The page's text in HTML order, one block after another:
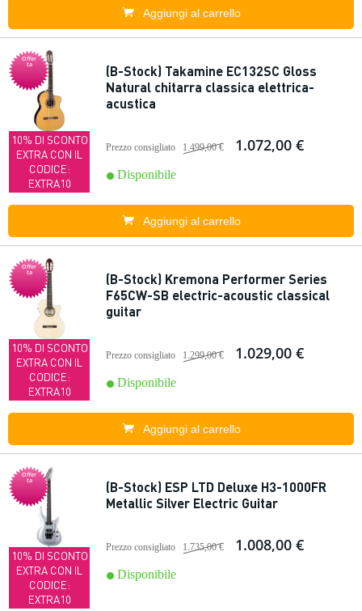
Aggiungi al carrello
Offer
ta
10% DI SCONTO
EXTRA CON IL
CODICE:
EXTRA10
(B-Stock) Takamine EC132SC Gloss
Natural chitarra classica elettrica-
acustica
Prezzo consigliato 1.499,00 € 1.072,00 €
Disponibile
Aggiungi al carrello
Offer
ta
10% DI SCONTO
EXTRA CON IL
CODICE:
EXTRA10
(B-Stock) Kremona Performer Series
F65CW-SB electric-acoustic classical
guitar
Prezzo consigliato 1.299,00 € 1.029,00 €
Disponibile
Aggiungi al carrello
Offer
ta
10% DI SCONTO
EXTRA CON IL
CODICE:
EXTRA10
(B-Stock) ESP LTD Deluxe H3-1000FR
Metallic Silver Electric Guitar
Prezzo consigliato 1.735,00 € 1.008,00 €
Disponibile